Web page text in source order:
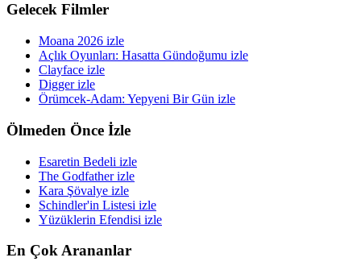
Gelecek Filmler
Moana 2026 izle
Açlık Oyunları: Hasatta Gündoğumu izle
Clayface izle
Digger izle
Örümcek-Adam: Yepyeni Bir Gün izle
Ölmeden Önce İzle
Esaretin Bedeli izle
The Godfather izle
Kara Şövalye izle
Schindler'in Listesi izle
Yüzüklerin Efendisi izle
En Çok Arananlar